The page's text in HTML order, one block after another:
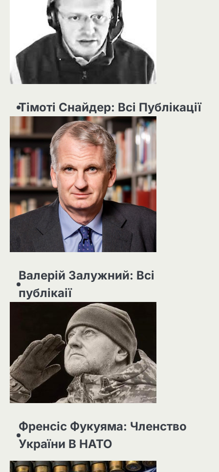
Тімоті Снайдер: Всі Публікації
Валерій Залужний: Всі
публікаії
Френсіс Фукуяма: Членство
України В НАТО